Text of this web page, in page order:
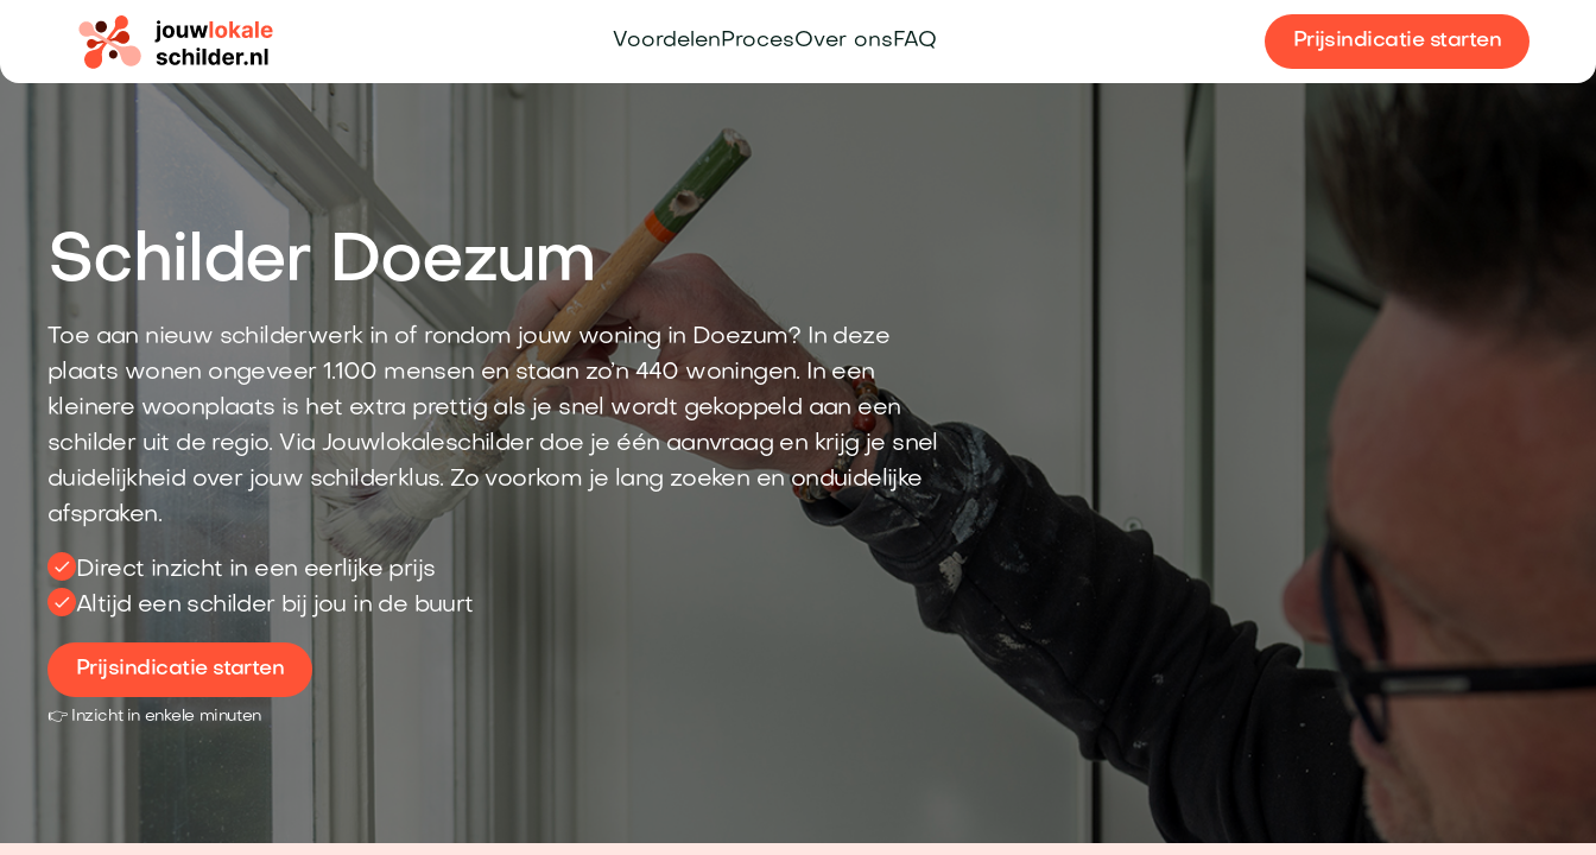
VoordelenProcesOver onsFAQ Prijsindicatie starten
Schilder Doezum
Toe aan nieuw schilderwerk in of rondom jouw woning in Doezum? In deze
plaats wonen ongeveer 1.100 mensen en staan zo’n 440 woningen. In een
kleinere woonplaats is het extra prettig als je snel wordt gekoppeld aan een
schilder uit de regio. Via Jouwlokaleschilder doe je één aanvraag en krijg je snel
duidelijkheid over jouw schilderklus. Zo voorkom je lang zoeken en onduidelijke
afspraken.
Direct inzicht in een eerlijke prijs
Altijd een schilder bij jou in de buurt
Prijsindicatie starten
👉 Inzicht in enkele minuten